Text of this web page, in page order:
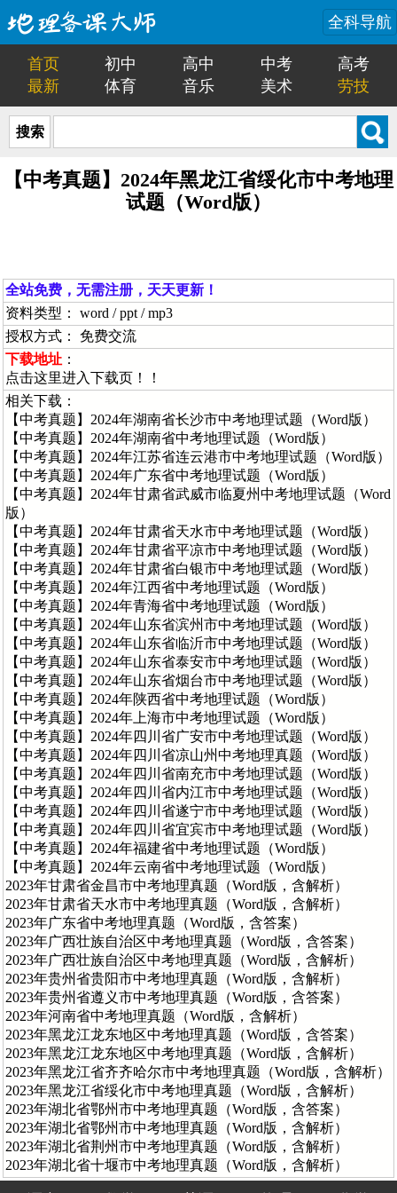
全科导航
首页 初中 高中 中考
高考
最新
体育 音乐 美术 劳技
搜索
【中考真题】2024年黑龙江省绥化市中考地理
试题（Word版）
全站免费，无需注册，天天更新！
资料类型： word / ppt / mp3
授权方式： 免费交流
下载地址 ：
点击这里进入下载页！！
相关下载：
【中考真题】2024年湖南省长沙市中考地理试题（Word版）
【中考真题】2024年湖南省中考地理试题（Word版）
【中考真题】2024年江苏省连云港市中考地理试题（Word版）
【中考真题】2024年广东省中考地理试题（Word版）
【中考真题】2024年甘肃省武威市临夏州中考地理试题（Word
版）
【中考真题】2024年甘肃省天水市中考地理试题（Word版）
【中考真题】2024年甘肃省平凉市中考地理试题（Word版）
【中考真题】2024年甘肃省白银市中考地理试题（Word版）
【中考真题】2024年江西省中考地理试题（Word版）
【中考真题】2024年青海省中考地理试题（Word版）
【中考真题】2024年山东省滨州市中考地理试题（Word版）
【中考真题】2024年山东省临沂市中考地理试题（Word版）
【中考真题】2024年山东省泰安市中考地理试题（Word版）
【中考真题】2024年山东省烟台市中考地理试题（Word版）
【中考真题】2024年陕西省中考地理试题（Word版）
【中考真题】2024年上海市中考地理试题（Word版）
【中考真题】2024年四川省广安市中考地理试题（Word版）
【中考真题】2024年四川省凉山州中考地理真题（Word版）
【中考真题】2024年四川省南充市中考地理试题（Word版）
【中考真题】2024年四川省内江市中考地理试题（Word版）
【中考真题】2024年四川省遂宁市中考地理试题（Word版）
【中考真题】2024年四川省宜宾市中考地理试题（Word版）
【中考真题】2024年福建省中考地理试题（Word版）
【中考真题】2024年云南省中考地理试题（Word版）
2023年甘肃省金昌市中考地理真题（Word版，含解析）
2023年甘肃省天水市中考地理真题（Word版，含解析）
2023年广东省中考地理真题（Word版，含答案）
2023年广西壮族自治区中考地理真题（Word版，含答案）
2023年广西壮族自治区中考地理真题（Word版，含解析）
2023年贵州省贵阳市中考地理真题（Word版，含解析）
2023年贵州省遵义市中考地理真题（Word版，含答案）
2023年河南省中考地理真题（Word版，含解析）
2023年黑龙江龙东地区中考地理真题（Word版，含答案）
2023年黑龙江龙东地区中考地理真题（Word版，含解析）
2023年黑龙江省齐齐哈尔市中考地理真题（Word版，含解析）
2023年黑龙江省绥化市中考地理真题（Word版，含解析）
2023年湖北省鄂州市中考地理真题（Word版，含答案）
2023年湖北省鄂州市中考地理真题（Word版，含解析）
2023年湖北省荆州市中考地理真题（Word版，含解析）
2023年湖北省十堰市中考地理真题（Word版，含解析）